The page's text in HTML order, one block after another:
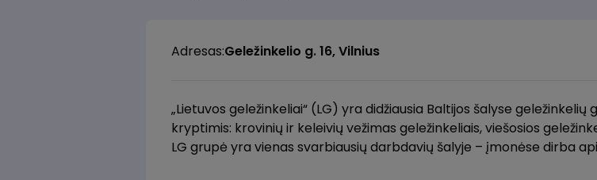
Adresas:Geležinkelio g. 16, Vilnius
„Lietuvos geležinkeliai“ (LG) yra didžiausia Baltijos šalyse
kryptimis: krovinių ir keleivių vežimas geležinkeliais, viešosios
LG grupė yra vienas svarbiausių darbdavių šalyje – įmonėse dirba